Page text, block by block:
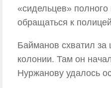
«сидельцев»
обращаться к
Байманов схватил
колонии. Там он
Нуржанову удалось